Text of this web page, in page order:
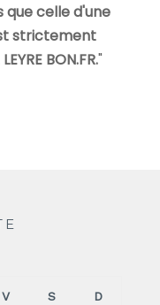
que celle d'une
strictement
BON.FR."
V S D